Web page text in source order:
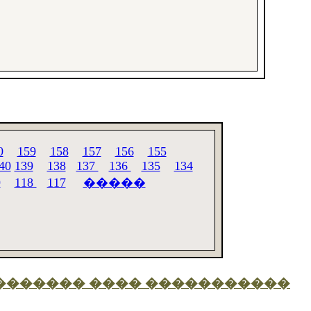
159 158 157 156
155
139 138 137 136 135
134
118 117 �����
���� �����������